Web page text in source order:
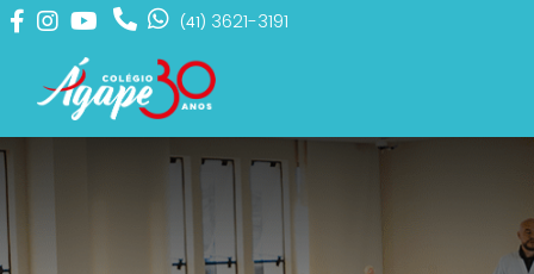
(41) 3621-3191